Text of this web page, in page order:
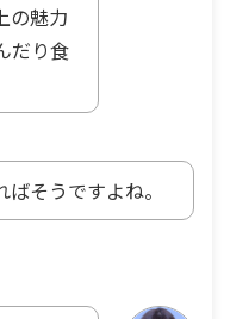
の魅力
だり食
そうですよね。